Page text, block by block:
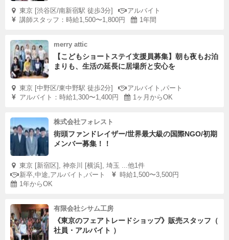
東京 [渋谷区/南新宿駅 徒歩3分]
アルバイト
講師スタッフ：時給1,500〜1,800円
1年間
merry attic
【こどもショートステイ支援員募集】朝も夜もお泊
まりも、生活の延長に居場所と安心を
東京 [中野区/東中野駅 徒歩2分]
アルバイト,パート
アルバイト：時給1,300〜1,400円
1ヶ月からOK
株式会社フォレスト
街頭ファンドレイザー/世界最大級の国際NGO/初期
メンバー募集！！
東京 [新宿区], 神奈川 [横浜], 埼玉 ...他1件
新卒,中途,アルバイト,パート
時給1,500〜3,500円
1年からOK
有限会社シサム工房
《東京のフェアトレードショップ》販売スタッフ（
社員・アルバイト ）